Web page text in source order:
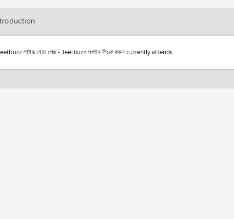
লাইভ হোম পেজ - Jeetbuzz লগইন লিঙ্ক করুন currently attends